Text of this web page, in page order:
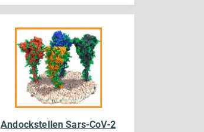
Andockstellen Sars-CoV-2